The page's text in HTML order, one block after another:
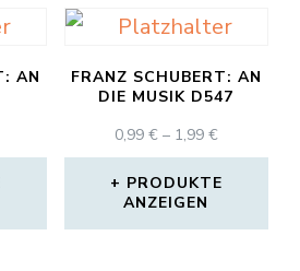
AN
€
FRANZ SCHUBERT: AN
DIE MUSIK D547
0,99 € – 1,99 €
0,99 €
BIS
PRODUKTE
ANZEIGEN